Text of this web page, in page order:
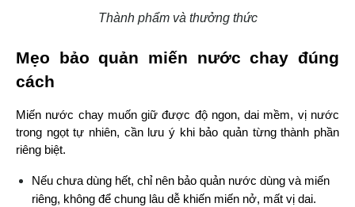
Thành phẩm và thưởng thức
Mẹo bảo quản miến nước chay đúng
cách
Miến nước chay muốn giữ được độ ngon, dai mềm, vị nước
trong ngọt tự nhiên, cần lưu ý khi bảo quản từng thành phần
riêng biệt.
Nếu chưa dùng hết, chỉ nên bảo quản nước dùng và miến
riêng, không để chung lâu dễ khiến miến nở, mất vị dai.